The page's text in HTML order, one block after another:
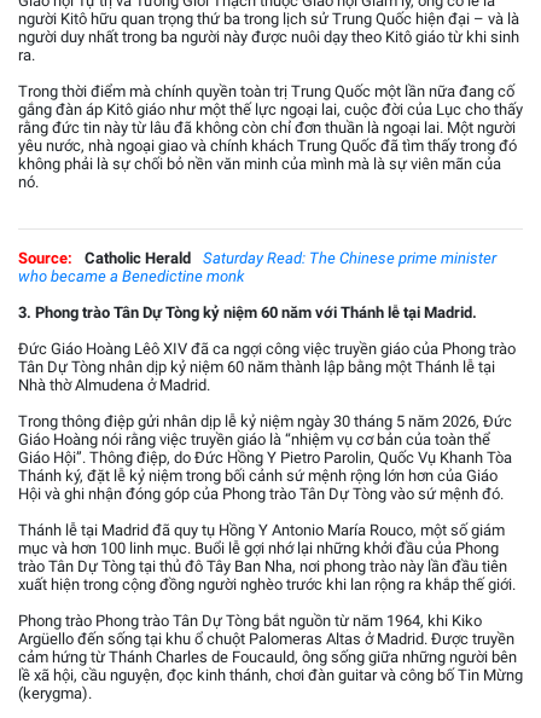
người Kitô hữu quan trọng thứ ba trong lịch sử Trung Quốc hiện đại – và là
người duy nhất trong ba người này được nuôi dạy theo Kitô giáo từ khi sinh
ra.
Trong thời điểm mà chính quyền toàn trị Trung Quốc một lần nữa đang cố
gắng đàn áp Kitô giáo như một thế lực ngoại lai, cuộc đời của Lục cho thấy
rằng đức tin này từ lâu đã không còn chỉ đơn thuần là ngoại lai. Một người
yêu nước, nhà ngoại giao và chính khách Trung Quốc đã tìm thấy trong đó
không phải là sự chối bỏ nền văn minh của mình mà là sự viên mãn của
nó.
Source: Catholic Herald
Saturday Read: The Chinese prime minister
who became a Benedictine monk
3. Phong trào Tân Dự Tòng kỷ niệm 60 năm với Thánh lễ tại Madrid.
Đức Giáo Hoàng Lêô XIV đã ca ngợi công việc truyền giáo của Phong trào
Tân Dự Tòng nhân dịp kỷ niệm 60 năm thành lập bằng một Thánh lễ tại
Nhà thờ Almudena ở Madrid.
Trong thông điệp gửi nhân dịp lễ kỷ niệm ngày 30 tháng 5 năm 2026, Đức
Giáo Hoàng nói rằng việc truyền giáo là “nhiệm vụ cơ bản của toàn thể
Giáo Hội”. Thông điệp, do Đức Hồng Y Pietro Parolin, Quốc Vụ Khanh Tòa
Thánh ký, đặt lễ kỷ niệm trong bối cảnh sứ mệnh rộng lớn hơn của Giáo
Hội và ghi nhận đóng góp của Phong trào Tân Dự Tòng vào sứ mệnh đó.
Thánh lễ tại Madrid đã quy tụ Hồng Y Antonio María Rouco, một số giám
mục và hơn 100 linh mục. Buổi lễ gợi nhớ lại những khởi đầu của Phong
trào Tân Dự Tòng tại thủ đô Tây Ban Nha, nơi phong trào này lần đầu tiên
xuất hiện trong cộng đồng người nghèo trước khi lan rộng ra khắp thế giới.
Phong trào Phong trào Tân Dự Tòng bắt nguồn từ năm 1964, khi Kiko
Argüello đến sống tại khu ổ chuột Palomeras Altas ở Madrid. Được truyền
cảm hứng từ Thánh Charles de Foucauld, ông sống giữa những người bên
lề xã hội, cầu nguyện, đọc kinh thánh, chơi đàn guitar và công bố Tin Mừng
(kerygma).